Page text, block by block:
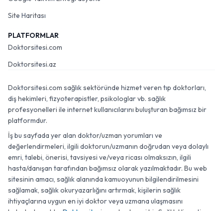
Site Haritası
PLATFORMLAR
Doktorsitesi.com
Doktorsitesi.az
Doktorsitesi.com sağlık sektöründe hizmet veren tıp doktorları,
diş hekimleri, fizyoterapistler, psikologlar vb. sağlık
profesyonelleri ile internet kullanıcılarını buluşturan bağımsız bir
platformdur.
İş bu sayfada yer alan doktor/uzman yorumları ve
değerlendirmeleri, ilgili doktorun/uzmanın doğrudan veya dolaylı
emri, talebi, önerisi, tavsiyesi ve/veya ricası olmaksızın, ilgili
hasta/danışan tarafından bağımsız olarak yazılmaktadır. Bu web
sitesinin amacı, sağlık alanında kamuoyunun bilgilendirilmesini
sağlamak, sağlık okuryazarlığını artırmak, kişilerin sağlık
ihtiyaçlarına uygun en iyi doktor veya uzmana ulaşmasını